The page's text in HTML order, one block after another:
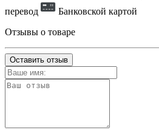
перевод
Банковской картой
Отзывы о товаре
Оставить отзыв